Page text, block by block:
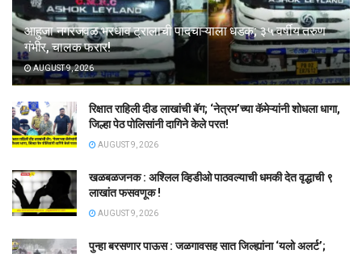
आहुजा नगरजवळ भरधाव ट्रालाची पादचाऱ्याला धडक; ३५ वर्षीय तरुण
गंभीर, चालक फरार!
AUGUST 9, 2026
रिक्षात राहिली दीड लाखांची बॅग; ‘नेत्रम’च्या कॅमेऱ्यांनी शोधला धागा,
जिल्हा पेठ पोलिसांनी दागिने केले परत!
AUGUST 9, 2026
खळबळजनक : अश्लिल व्हिडीओ पाठवल्याची धमकी देत वृद्धाची ९
लाखांत फसवणूक !
AUGUST 9, 2026
पुन्हा बरसणार पाऊस : जळगावसह सात जिल्ह्यांना ‘यलो अलर्ट’;